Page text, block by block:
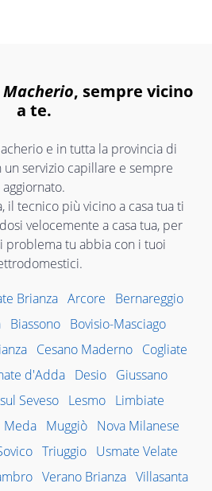
, sempre vicino
a te.
e in tutta la provincia di
un servizio capillare e sempre
aggiornato.
il tecnico più vicino a casa tua ti
velocemente a casa tua, per
problema tu abbia con i tuoi
Brianza Arcore
Bernareggio
Biassono Bovisio-Masciago
Cesano Maderno Cogliate
d'Adda Desio
Giussano
Seveso Lesmo Limbiate
Meda Muggiò
Nova Milanese
Triuggio Usmate Velate
Verano Brianza Villasanta